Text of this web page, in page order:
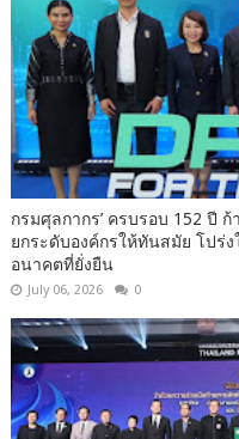
กรมศุลกากร’ ครบรอบ 152 ปี ก้
ยกระดับองค์กรให้ทันสมัย โปร่ง
อนาคตที่ยั่งยืน
July 06, 2026 0